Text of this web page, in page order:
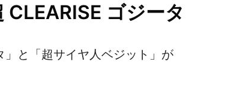
CLEARISE ゴジータ
」と「超サイヤ人ベジット」が